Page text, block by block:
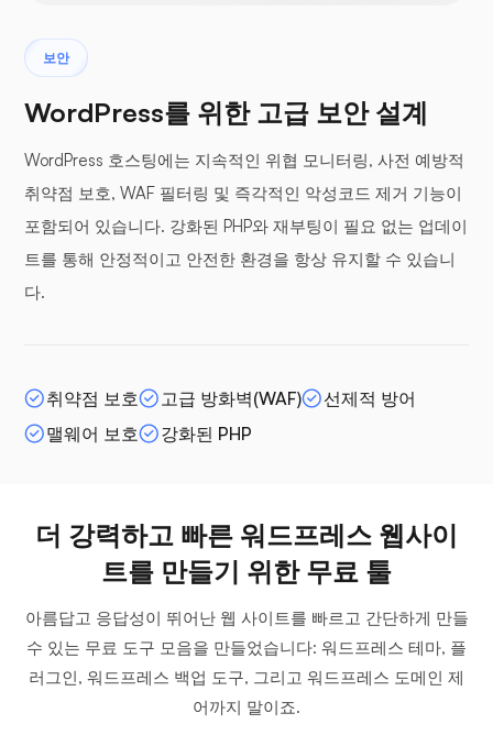
보안
WordPress를 위한 고급 보안 설계
WordPress 호스팅에는 지속적인 위협 모니터링, 사전 예방적
취약점 보호, WAF 필터링 및 즉각적인 악성코드 제거 기능이
포함되어 있습니다. 강화된 PHP와 재부팅이 필요 없는 업데이
트를 통해 안정적이고 안전한 환경을 항상 유지할 수 있습니
다.
취약점 보호 고급 방화벽(WAF)
선제적 방어
맬웨어 보호
강화된 PHP
더 강력하고 빠른 워드프레스 웹사이
트를 만들기 위한 무료 툴
아름답고 응답성이 뛰어난 웹 사이트를 빠르고 간단하게 만들
수 있는 무료 도구 모음을 만들었습니다: 워드프레스 테마, 플
러그인, 워드프레스 백업 도구, 그리고 워드프레스 도메인 제
어까지 말이죠.